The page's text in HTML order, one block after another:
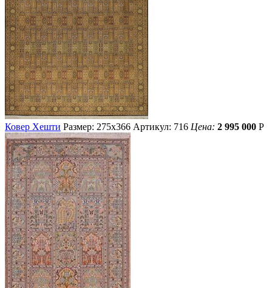
Ковер Хешти Размер: 275х366 Артикул: 716 Цена: 2 995 000 Р